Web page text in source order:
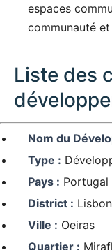
espaces
communauté
Liste des
Nom du
Type :
Pays : Portugal
District :
Ville : Oeiras
Quartier :